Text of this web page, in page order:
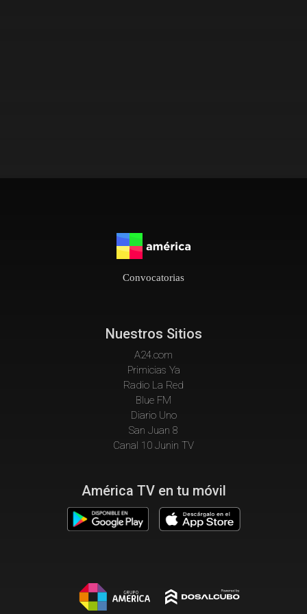
Convocatorias
Nuestros Sitios
A24.com
Primicias Ya
Radio La Red
Blue FM
Diario Uno
San Juan 8
Canal 10 Junin TV
América TV en tu móvil